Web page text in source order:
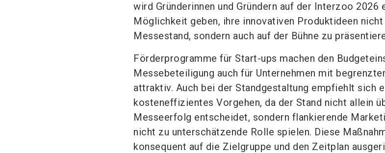
wird Gründerinnen und Gründern auf der Interzoo 2026
Möglichkeit geben, ihre innovativen Produktideen nicht
Messestand, sondern auch auf der Bühne zu
Förderprogramme für Start-ups machen den
Messebeteiligung auch für Unternehmen mit
attraktiv. Auch bei der Standgestaltung empfiehlt sich
kosteneffizientes Vorgehen, da der Stand nicht allein
Messeerfolg entscheidet, sondern flankierende
nicht zu unterschätzende Rolle spielen. Diese
konsequent auf die Zielgruppe und den Zeitplan